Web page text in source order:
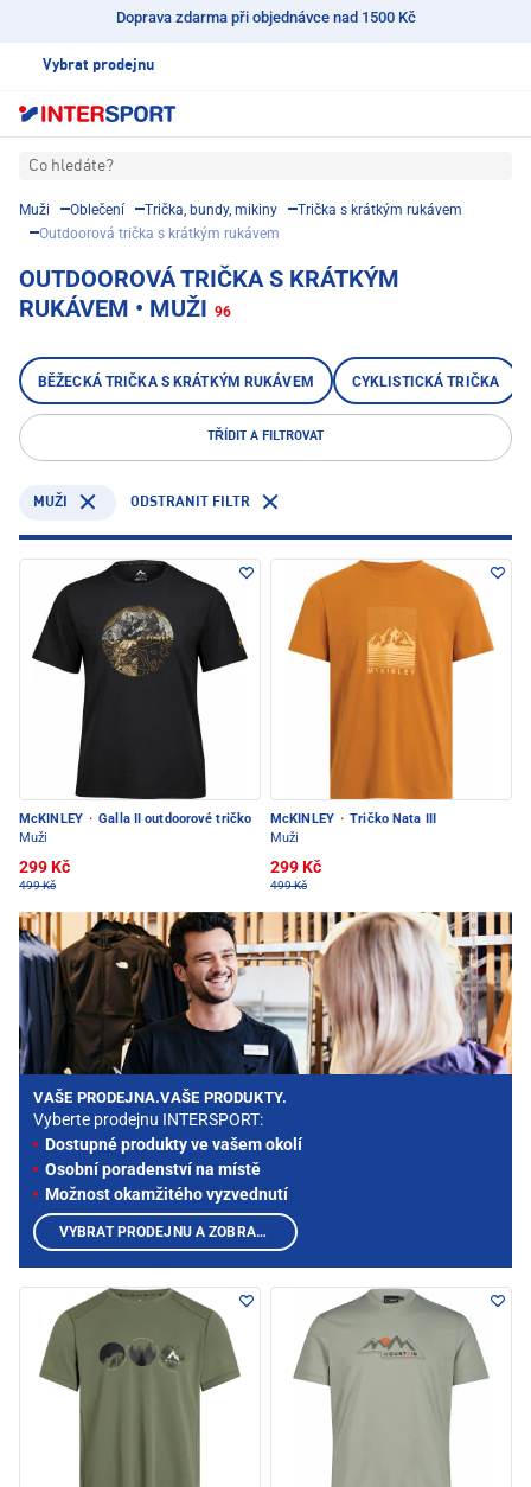
Doprava zdarma při objednávce nad 1500 Kč
Vybrat prodejnu
Co hledáte?
Muži Oblečení Trička, bundy, mikiny
Trička s krátkým rukávem
Outdoorová trička s krátkým rukávem
OUTDOOROVÁ TRIČKA S KRÁTKÝM
RUKÁVEM • MUŽI 96
BĚŽECKÁ TRIČKA S KRÁTKÝM RUKÁVEM CYKLISTICKÁ TRIČKA
TŘÍDIT A FILTROVAT
MUŽI ODSTRANIT FILTR
McKINLEY · Galla II outdoorové tričko
Muži
299 Kč
499 Kč
McKINLEY · Tričko Nata III
Muži
299 Kč
499 Kč
VAŠE PRODEJNA.VAŠE PRODUKTY.
Vyberte prodejnu INTERSPORT:
Dostupné produkty ve vašem okolí
Osobní poradenství na místě
Možnost okamžitého vyzvednutí
VYBRAT PRODEJNU A ZOBRAZIT PRODUKTY